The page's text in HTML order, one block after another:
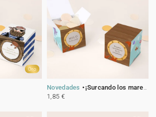
Oro
Novedades
¡Surcando los mares!
1,85 €